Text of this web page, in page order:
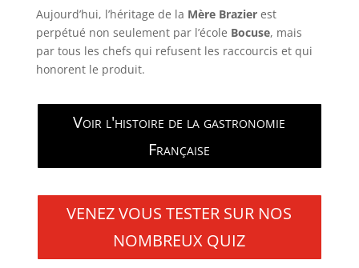
Aujourd’hui, l’héritage de la Mère Brazierest
perpétué non seulement par l’école Bocuse, mais
par tous les chefs qui refusent les raccourcis et qui
honorent le produit.
Voir l'histoire de la gastronomie
Française
VENEZ VOUS TESTER SUR NOS
NOMBREUX QUIZ